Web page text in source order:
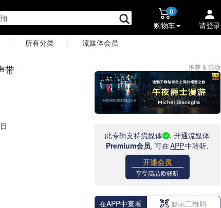
0
购物车 请登录
| 所有分类 | 流媒体会员
带 推荐 & 活动
此专辑支持流媒体
, 开通流媒体
Premium会员, 可在APP中聆听.
开通会员
享受高品质畅听
在APP中查看 显示二维码